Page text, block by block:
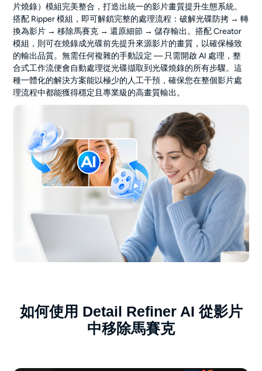
片燒錄）模組完美整合，打造出統一的影片畫質提升生態系統。
搭配 Ripper 模組，即可解鎖完整的處理流程：破解光碟防拷 → 轉
換為影片 → 移除馬賽克 → 還原細節 → 儲存輸出。搭配 Creator
模組，則可在燒錄成光碟前先提升來源影片的畫質，以確保極致
的輸出品質。無需任何複雜的手動設定 — 只需開啟 AI 處理，整
合式工作流便會自動處理從光碟擷取到光碟燒錄的所有步驟。這
種一體化的解決方案能以極少的人工干預，確保您在整個影片處
理流程中都能獲得穩定且專業級的高畫質輸出。
如何使用 Detail Refiner AI 從影片
中移除馬賽克